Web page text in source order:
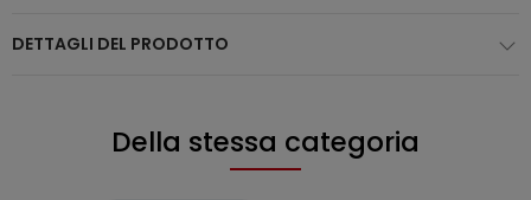
DETTAGLI DEL PRODOTTO
Della stessa categoria